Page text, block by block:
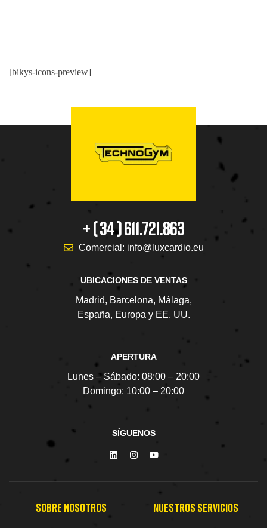
[bikys-icons-preview]
+ ( 34 ) 611.721.863
Comercial: info@luxcardio.eu
UBICACIONES DE VENTAS
Madrid, Barcelona, Málaga,
España, Europa y EE. UU.
APERTURA
Lunes – Sábado: 08:00 – 20:00
Domingo: 10:00 – 20:00
SÍGUENOS
SOBRE NOSOTROS NUESTROS SERVICIOS